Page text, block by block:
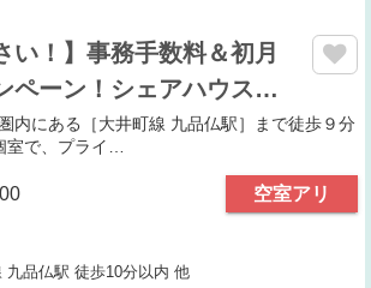
い！】事務手数料＆初月
ペーン！シェアハウス…
内にある［大井町線 九品仏駅］まで徒歩９分
室で、プライ…
空室アリ
九品仏駅 徒歩10分以内 他